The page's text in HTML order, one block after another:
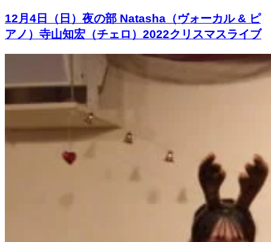
12月4日（日）夜の部 Natasha（ヴォーカル & ピ
アノ）寺山知宏（チェロ）2022クリスマスライブ